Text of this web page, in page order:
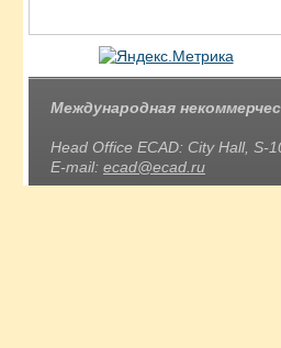
Международная
Head Office ECAD: City Hall, S-
E-mail: ecad@ecad.ru